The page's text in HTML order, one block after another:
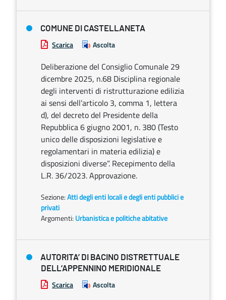
COMUNE DI CASTELLANETA
Scarica Ascolta
Deliberazione del Consiglio Comunale 29
dicembre 2025, n.68 Disciplina regionale
degli interventi di ristrutturazione edilizia
ai sensi dell’articolo 3, comma 1, lettera
d), del decreto del Presidente della
Repubblica 6 giugno 2001, n. 380 (Testo
unico delle disposizioni legislative e
regolamentari in materia edilizia) e
disposizioni diverse”. Recepimento della
L.R. 36/2023. Approvazione.
Sezione:Atti degli enti locali e degli enti pubblici e
privati
Argomenti: Urbanistica e politiche abitative
AUTORITA’ DI BACINO DISTRETTUALE
DELL’APPENNINO MERIDIONALE
Scarica Ascolta